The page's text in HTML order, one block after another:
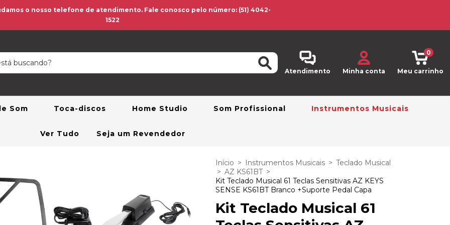
o nosso telefone de atendimento. Fale conosco pelo número: (51) 4042-
1522
Atendimento Minha conta Meu carrinho
0
Som Toca-discos Home Studio Som Profissional Instrumentos Musicais
Ver Tudo Seja um Revendedor
Início > Instrumentos Musicais > Teclado Musical
> AZ KS61BT >
Kit Teclado Musical 61 Teclas Sensitivas AZ KEYS
SENSE KS61BT Branco +Suporte Pedal Capa
Kit Teclado Musical 61